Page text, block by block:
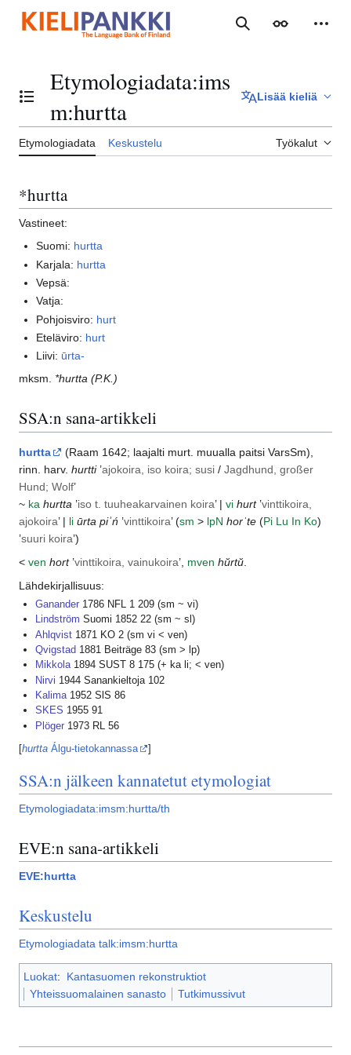
sisältöön
Haku Ulkoasu
Vaihda sisällysluettelo
Etymologiadata:ims
m:hurtta
Lisää kieliä
Etymologiadata Keskustelu Työkalut
*hurtta
Vastineet:
Suomi: hurtta
Karjala: hurtta
Vepsä:
Vatja:
Pohjoisviro: hurt
Eteläviro: hurt
Liivi: ūrta-
mksm. *hurtta (P.K.)
SSA:n sana-artikkeli
hurtta (Raam 1642; laajalti murt. muualla paitsi VarsSm),
rinn. harv. hurtti’ajokoira, iso koira; susi / Jagdhund, großer
Hund; Wolf’
~ ka hurtta ’iso t. tuuheakarvainen koira’ | vi hurt’vinttikoira,
ajokoira’ | li ūrta piʾń ’vinttikoira’ (sm > lpN horˈte (Pi Lu In Ko)
’suuri koira’)
< ven hort’vinttikoira, vainukoira’, mven hŭrtŭ
Lähdekirjallisuus:
Ganander1786 NFL 1 209 (sm ~ vi)
Lindström Suomi 1852 22 (sm ~ sl)
Ahlqvist1871 KO 2 (sm vi < ven)
Qvigstad 1881 Beiträge 83 (sm > lp)
Mikkola1894 SUST 8 175 (+ ka li; < ven)
Nirvi 1944 Sanankieltoja 102
Kalima1952 SlS 86
SKES 1955 91
Plöger1973 RL 56
[hurtta Álgu-tietokannassa ]
SSA:n jälkeen kannatetut etymologiat
Etymologiadata:imsm:hurtta/th
EVE:n sana-artikkeli
EVE:hurtta
Keskustelu
Etymologiadata talk:imsm:hurtta
Luokat:
Kantasuomen rekonstruktiot
Yhteissuomalainen sanasto
Tutkimussivut